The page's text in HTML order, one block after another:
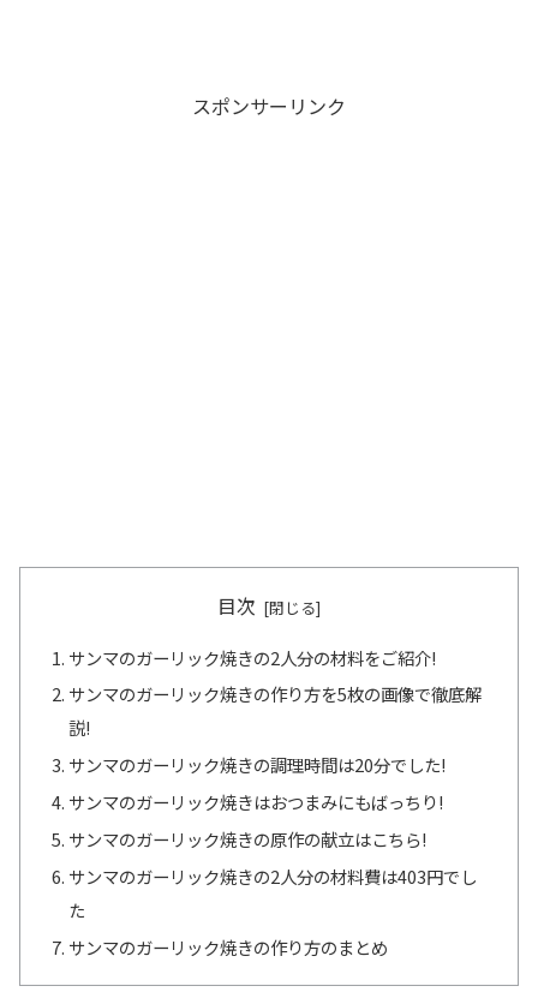
スポンサーリンク
目次
サンマのガーリック焼きの2人分の材料をご紹介!
サンマのガーリック焼きの作り方を5枚の画像で徹底解
説!
サンマのガーリック焼きの調理時間は20分でした!
サンマのガーリック焼きはおつまみにもばっちり!
サンマのガーリック焼きの原作の献立はこちら!
サンマのガーリック焼きの2人分の材料費は403円でし
た
サンマのガーリック焼きの作り方のまとめ